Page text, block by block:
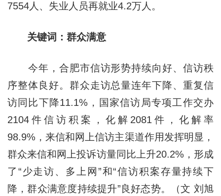
7554人、失业人员再就业4.2万人。
关键词：群众满意
今年，合肥市信访形势持续向好、信访秩
序整体良好。群众走访总量连年下降、重复信
访同比下降11.1%，国家信访局专项工作交办
2104件信访积案，化解2081件，化解率
98.9%，来信和网上信访主渠道作用发挥明显，
群众来信和网上投诉访量同比上升20.2%，形成
了“少走访、多上网”和“信访积案存量持续下
降，群众满意度持续提升”良好态势。（文 刘旭